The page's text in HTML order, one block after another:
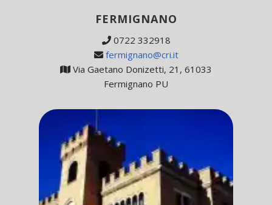
FERMIGNANO
0722 332918
fermignano@cri.it
Via Gaetano Donizetti, 21, 61033
Fermignano PU